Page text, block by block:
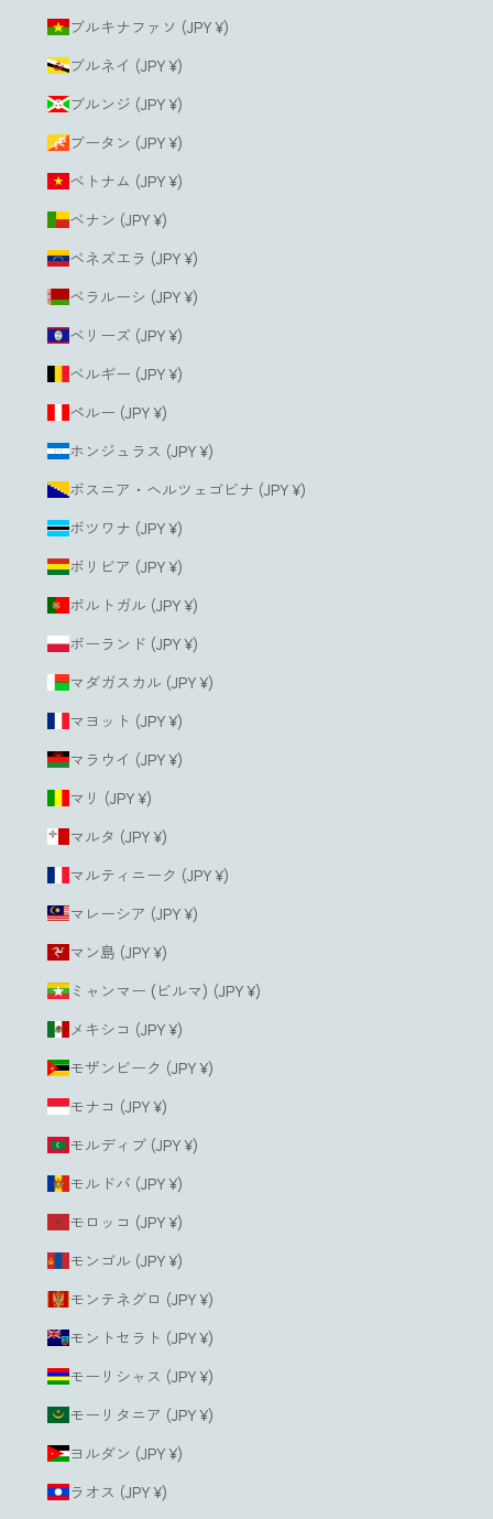
ブルキナファソ (JPY ¥)
ブルネイ (JPY ¥)
ブルンジ (JPY ¥)
ブータン (JPY ¥)
ベトナム (JPY ¥)
ベナン (JPY ¥)
ベネズエラ (JPY ¥)
ベラルーシ (JPY ¥)
ベリーズ (JPY ¥)
ベルギー (JPY ¥)
ペルー (JPY ¥)
ホンジュラス (JPY ¥)
ボスニア・ヘルツェゴビナ (JPY ¥)
ボツワナ (JPY ¥)
ボリビア (JPY ¥)
ポルトガル (JPY ¥)
ポーランド (JPY ¥)
マダガスカル (JPY ¥)
マヨット (JPY ¥)
マラウイ (JPY ¥)
マリ (JPY ¥)
マルタ (JPY ¥)
マルティニーク (JPY ¥)
マレーシア (JPY ¥)
マン島 (JPY ¥)
ミャンマー (ビルマ) (JPY ¥)
メキシコ (JPY ¥)
モザンビーク (JPY ¥)
モナコ (JPY ¥)
モルディブ (JPY ¥)
モルドバ (JPY ¥)
モロッコ (JPY ¥)
モンゴル (JPY ¥)
モンテネグロ (JPY ¥)
モントセラト (JPY ¥)
モーリシャス (JPY ¥)
モーリタニア (JPY ¥)
ヨルダン (JPY ¥)
ラオス (JPY ¥)